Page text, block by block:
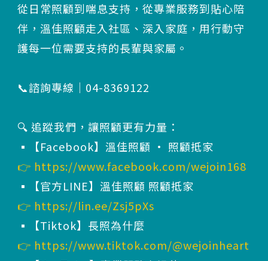
從日常照顧到喘息支持，從專業服務到貼心陪
伴，溫佳照顧走入社區、深入家庭，用行動守
護每一位需要支持的長輩與家屬。
📞諮詢專線｜04-8369122
🔍 追蹤我們，讓照顧更有力量：
▪️【Facebook】溫佳照顧 · 照顧抵家
👉 https://www.facebook.com/wejoin168
▪️【官方LINE】溫佳照顧 照顧抵家
👉 https://lin.ee/Zsj5pXs
▪️【Tiktok】長照為什麼
👉 https://www.tiktok.com/@wejoinheart